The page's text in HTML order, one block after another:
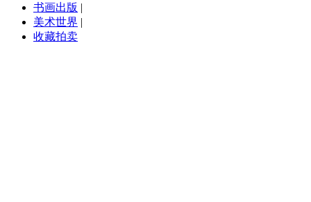
书画出版 |
美术世界 |
收藏拍卖